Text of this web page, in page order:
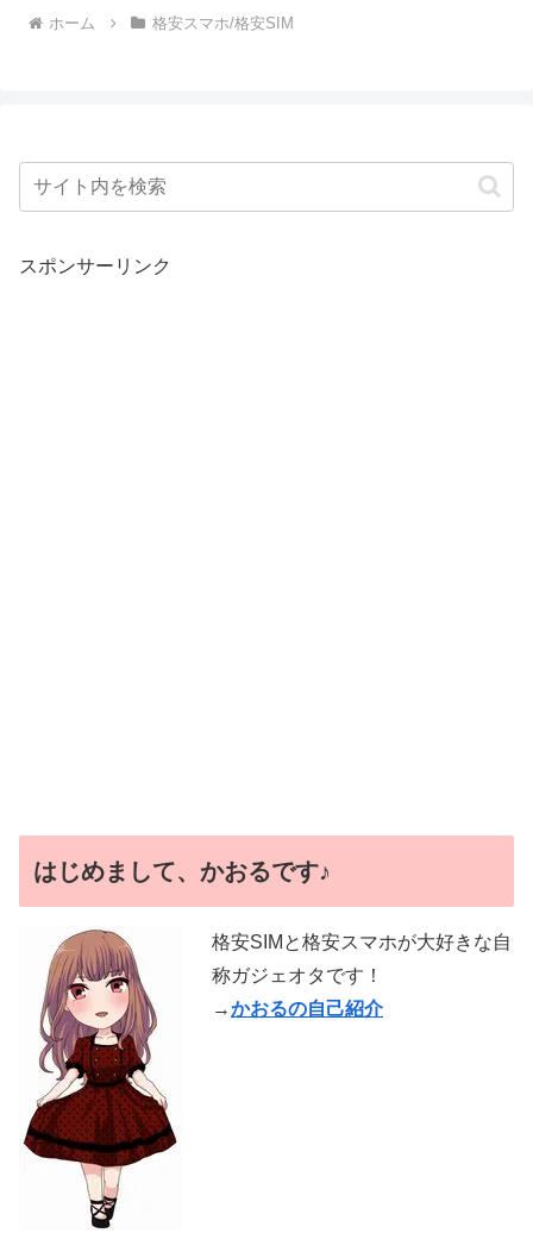
ホーム 格安スマホ/格安SIM
スポンサーリンク
はじめまして、かおるです♪
格安SIMと格安スマホが大好きな自
称ガジェオタです！
→かおるの自己紹介